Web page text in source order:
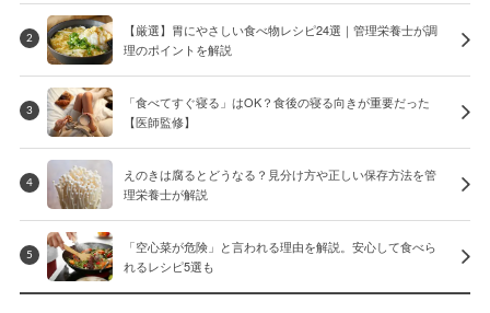
2
【厳選】胃にやさしい食べ物レシピ24選｜管理栄養士が調
理のポイントを解説
3
「食べてすぐ寝る」はOK？食後の寝る向きが重要だった
【医師監修】
4
えのきは腐るとどうなる？見分け方や正しい保存方法を管
理栄養士が解説
5
「空心菜が危険」と言われる理由を解説。安心して食べら
れるレシピ5選も